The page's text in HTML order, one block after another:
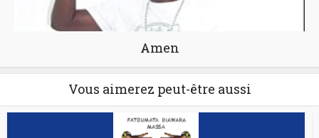
Amen
Vous aimerez peut-être aussi